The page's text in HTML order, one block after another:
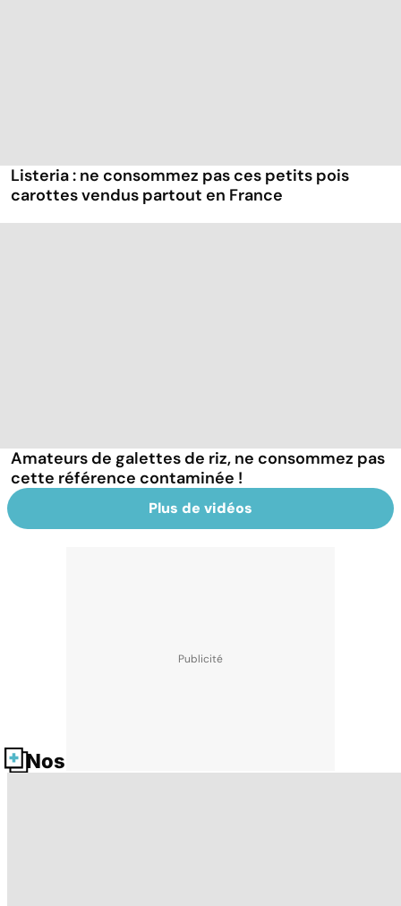
Listeria : ne consommez pas ces petits pois
carottes vendus partout en France
Amateurs de galettes de riz, ne consommez pas
cette référence contaminée !
Plus de vidéos
Nos fiches santé